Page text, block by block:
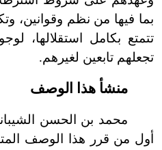
بما فيها من نظم وقوانين،
تتمتع بكامل استقلالها،
تجعلهم تابعين لغيرهم.
منشأ هذا الوصف
محمد بن الحسن
أول من قرر هذا الوصف